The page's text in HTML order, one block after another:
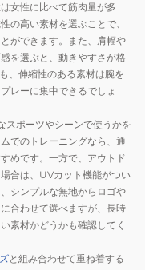
女性に比べて筋肉量が多
の高い素材を選ぶことで、
ができます。また、肩幅や
を選ぶと、動きやすさが格
、伸縮性のある素材は腕を
レーに集中できるでしょ
スポーツやシーンで使うかを
でのトレーニングなら、通
めです。一方で、アウトド
合は、UVカット機能がつい
シンプルな無地からロゴや
合わせて選べますが、長時
素材かどうかも確認してく
と組み合わせて重ね着する